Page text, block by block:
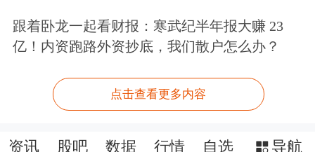
跟着卧龙一起看财报：寒武纪半年报大赚 23
亿！内资跑路外资抄底，我们散户怎么办？
点击查看更多内容
资讯 股吧 数据 行情 自选 导航